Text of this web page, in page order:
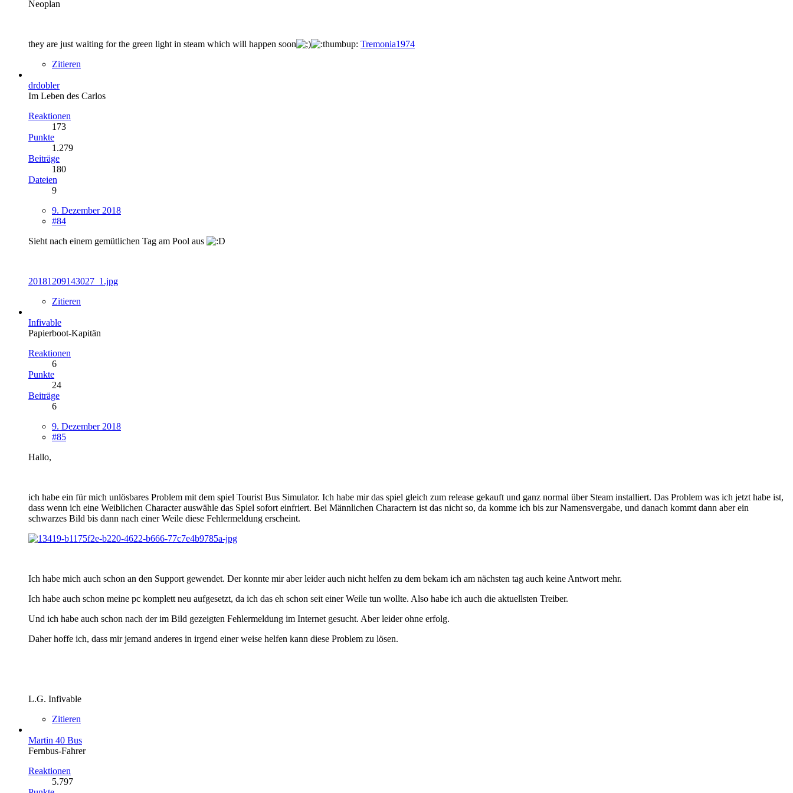
Neoplan
they are just waiting for the green light in steam which will happen soon
Tremonia1974
Zitieren
drdobler
Im Leben des Carlos
Reaktionen
173
Punkte
1.279
Beiträge
180
Dateien
9
9. Dezember 2018
#84
Sieht nach einem gemütlichen Tag am Pool aus
20181209143027_1.jpg
Zitieren
Infivable
Papierboot-Kapitän
Reaktionen
6
Punkte
24
Beiträge
6
9. Dezember 2018
#85
Hallo,
ich habe ein für mich unlösbares Problem mit dem spiel Tourist Bus Simulator. Ich habe mir das spiel gleich zum release gekauft und ganz normal über Steam installiert. Das Problem was ich jetzt habe ist,
dass wenn ich eine Weiblichen Character auswähle das Spiel sofort einfriert. Bei Männlichen Charactern ist das nicht so, da komme ich bis zur Namensvergabe, und danach kommt dann aber ein
schwarzes Bild bis dann nach einer Weile diese Fehlermeldung erscheint.
Ich habe mich auch schon an den Support gewendet. Der konnte mir aber leider auch nicht helfen zu dem bekam ich am nächsten tag auch keine Antwort mehr.
Ich habe auch schon meine pc komplett neu aufgesetzt, da ich das eh schon seit einer Weile tun wollte. Also habe ich auch die aktuellsten Treiber.
Und ich habe auch schon nach der im Bild gezeigten Fehlermeldung im Internet gesucht. Aber leider ohne erfolg.
Daher hoffe ich, dass mir jemand anderes in irgend einer weise helfen kann diese Problem zu lösen.
L.G. Infivable
Zitieren
Martin 40 Bus
Fernbus-Fahrer
Reaktionen
5.797